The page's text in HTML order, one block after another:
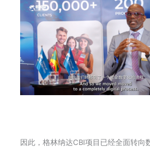
因此，格林纳达CBI项目已经全面转向